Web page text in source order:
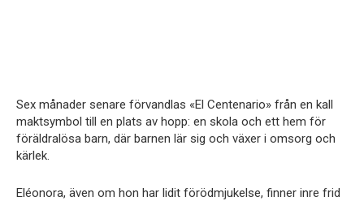
Sex månader senare förvandlas «El Centenario» från en kall
maktsymbol till en plats av hopp: en skola och ett hem för
föräldralösa barn, där barnen lär sig och växer i omsorg och
kärlek.
Eléonora, även om hon har lidit förödmjukelse, finner inre frid